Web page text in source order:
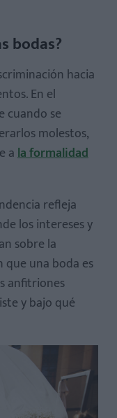
boda sin niños?
niños?
bodas?
hacia
En el
cuando se
molestos,
ala formalidad
refleja
los intereses y
sobre la
una boda es
anfitriones
y bajo qué